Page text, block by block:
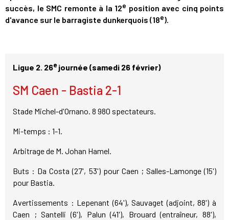
succès, le SMC remonte à la 12e position avec cinq points
d'avance sur le barragiste dunkerquois (18e).
Ligue 2. 26ejournée (samedi 26 février)
SM Caen - Bastia 2-1
Stade Michel-d'Ornano. 8 980 spectateurs.
Mi-temps : 1-1.
Arbitrage de M. Johan Hamel.
Buts : Da Costa (27', 53') pour Caen ; Salles-Lamonge (15')
pour Bastia.
Avertissements : Lepenant (64'), Sauvaget (adjoint, 88') à
Caen ; Santelli (6'), Palun (41'), Brouard (entraîneur, 88'),